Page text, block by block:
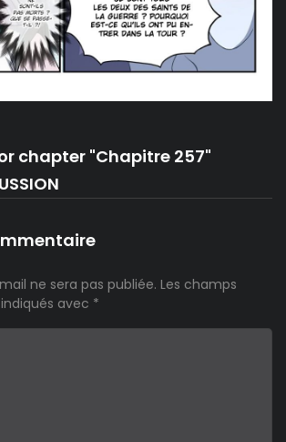
chapter "Chapitre 257"
ne sera pas publiée. Les champs
avec *